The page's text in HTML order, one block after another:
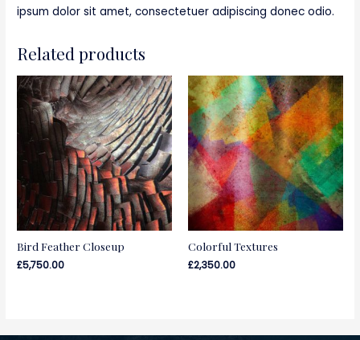
ipsum dolor sit amet, consectetuer adipiscing donec odio.
Related products
Bird Feather Closeup
£5,750.00
Colorful Textures
£2,350.00